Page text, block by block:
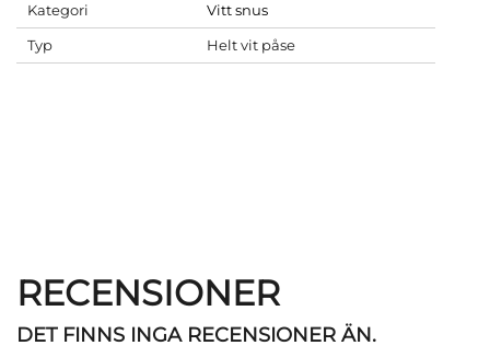
Kategori
Vitt snus
Typ
Helt vit påse
RECENSIONER
DET FINNS INGA RECENSIONER ÄN.